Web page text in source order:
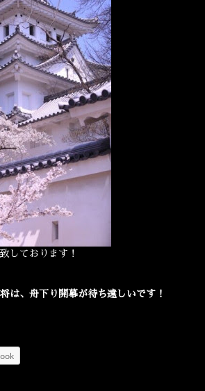
しております！
は、舟下り開幕が待ち遠しいです！